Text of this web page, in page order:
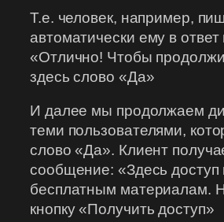
Т.е. человек, например,
автоматически ему в ответ
«Отлично! Чтобы
здесь слово «Да»
И далее мы продолжаем
теми пользователями,
слово «Да». Клиент
сообщение: «Здесь
бесплатным материалам.
кнопку «Получить доступ»